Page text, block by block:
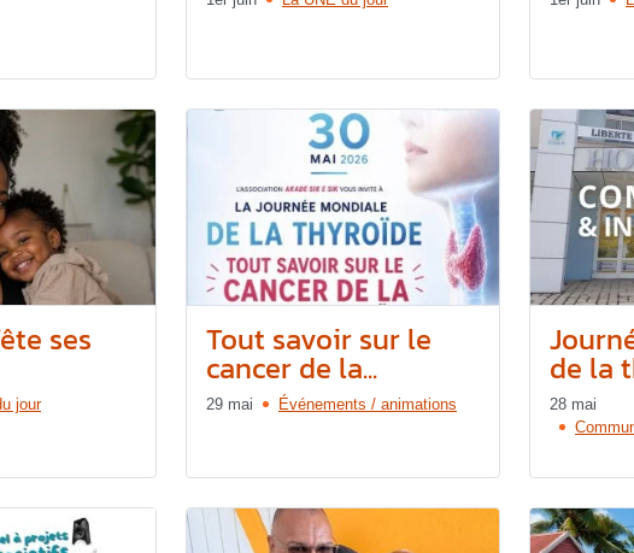
ses
jour
Tout savoir sur le
cancer de la...
29 mai Événements / animations
de la
28 mai